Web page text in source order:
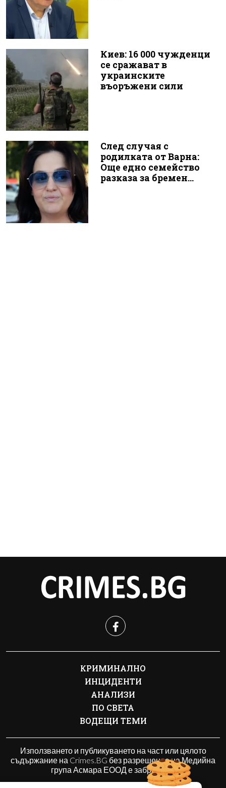
Киев: 16 000 чужденци
се сражават в
украинските
въоръжени сили
След случая с
родилката от Варна:
Още едно семейство
разказа за бремен...
КРИМИНАЛНО
ИНЦИДЕНТИ
АНАЛИЗИ
ПО СВЕТА
ВОДЕЩИ ТЕМИ
Използването и публикуването на част или цялото
съдържание на Crimes.BG без разрешение на Медийна
група Асмара ЕООД е забранено.